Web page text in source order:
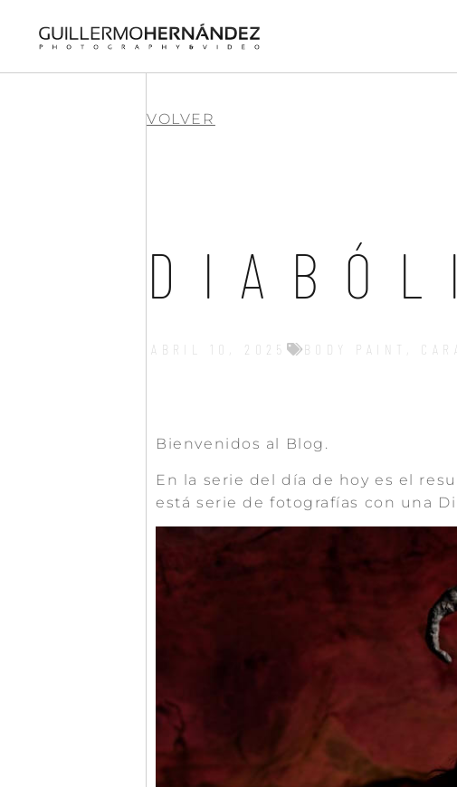
VOLVER
ABRIL 10, 2025 BODY PAINT
Bienvenidos al Blog.
En la serie del día de hoy es el
está serie de fotografías con una